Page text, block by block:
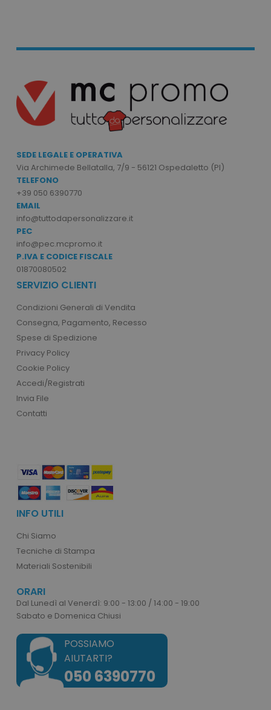
SEDE LEGALE E OPERATIVA
Via Archimede Bellatalla, 7/9 - 56121 Ospedaletto (PI)
TELEFONO
+39 050 6390770
EMAIL
info@tuttodapersonalizzare.it
PEC
info@pec.mcpromo.it
P.IVA E CODICE FISCALE
01870080502
SERVIZIO CLIENTI
Condizioni Generali di Vendita
Consegna, Pagamento, Recesso
Spese di Spedizione
Privacy Policy
Cookie Policy
Accedi/Registrati
Invia File
Contatti
INFO UTILI
Chi Siamo
Tecniche di Stampa
Materiali Sostenibili
ORARI
Dal Lunedì al Venerdì: 9:00 - 13:00 / 14:00 - 19:00
Sabato e Domenica Chiusi
POSSIAMO
AIUTARTI?
050 6390770
Strettamente necessari
Performance
Non classificati
funzionalità principali del sito web come
correttamente senza i cookie strettamente
Nome
utm_source
utm_campaign
private_content_version
mage-cache-storage